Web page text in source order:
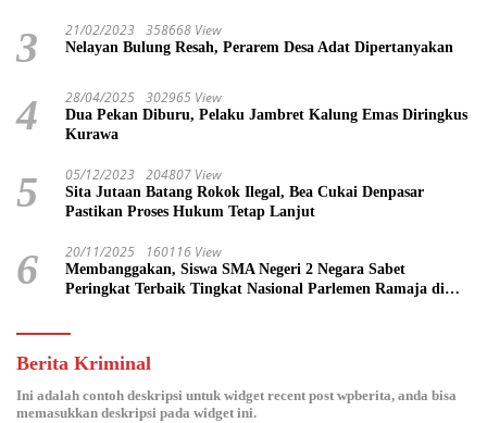
3 21/02/2023 358668 View
Nelayan Bulung Resah, Perarem Desa Adat Dipertanyakan
4 28/04/2025 302965 View
Dua Pekan Diburu, Pelaku Jambret Kalung Emas Diringkus
Kurawa
5 05/12/2023 204807 View
Sita Jutaan Batang Rokok Ilegal, Bea Cukai Denpasar
Pastikan Proses Hukum Tetap Lanjut
6 20/11/2025 160116 View
Membanggakan, Siswa SMA Negeri 2 Negara Sabet
Peringkat Terbaik Tingkat Nasional Parlemen Ramaja di
Berita Kriminal
Ini adalah contoh deskripsi untuk widget recent post wpberita, anda bisa
memasukkan deskripsi pada widget ini.